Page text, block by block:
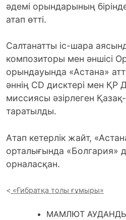
әдемі орындарының
атап өтті.
Салтанатты іс-шара
композиторы мен әншісі
орындауында «Астана»
әннің CD дисктері мен ҚР
миссиясы әзірлеген
таратылды.
Атап кетерлік жайт,
орталығында «Болгария»
орналасқан.
«Ғибратқа толы ғұмыры»
МАМЛЮТ